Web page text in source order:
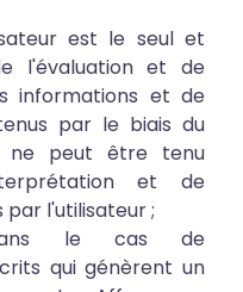
est le seul et
l'évaluation et de
informations et de
par le biais du
ne peut être tenu
et de
par l'utilisateur ;
le cas de
qui génèrent un